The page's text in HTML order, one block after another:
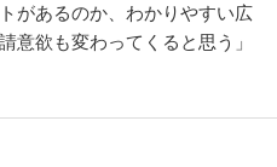
があるのか、わかりやすい広
意欲も変わってくると思う」